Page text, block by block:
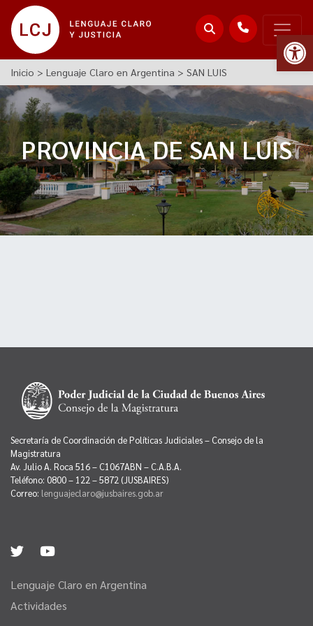
Inicio > Lenguaje Claro en Argentina > SAN LUIS
PROVINCIA DE SAN LUIS
Secretaría de Coordinación de Políticas Judiciales – Consejo de la
Magistratura
Av. Julio A. Roca 516 – C1067ABN – C.A.B.A.
Teléfono: 0800 – 122 – 5872 (JUSBAIRES)
Correo: lenguajeclaro@jusbaires.gob.ar
Lenguaje Claro en Argentina
Actividades